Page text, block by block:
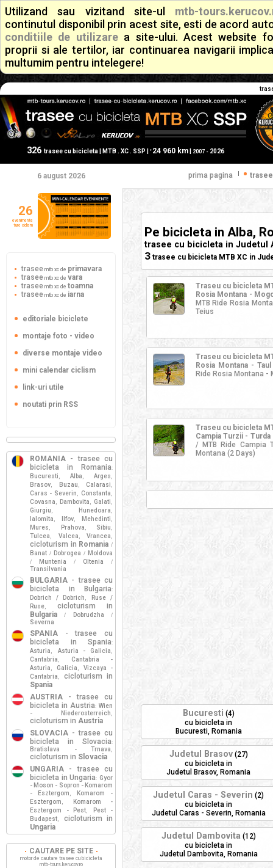
Utilizand sau vizitand site-ul mtb-
continutul disponibil prin acest site, esti de acord
conditiile de utilizarea site-ului. Acest website
proprii si ale tertilor, iar continuarea navigarii
multumim pentru intelegere!
326 trasee cu bicicleta | MTB . XC . SSP | + 24 960 km| 2007 - 2026
6 august 2026 prima pagina
Pe bicicleta in Alba,
trasee cu bicicleta in Judetul
3 trasee cu bicicleta MTB XC in
Traseu cu bicicleta
Rosia Montana -
MTB Ride Rosia
Teius
Traseu cu bicicleta
Rosia Montana -
Ride Rosia Montana -
Traseu cu bicicleta
Campia Turzii -
/ MTB Ride Campia
Montana (2 Days)
Bucuresti (4)
cu bicicleta in
Bucuresti, Romania
Judetul Brasov(27)
cu bicicleta in
Judetul Brasov, Romania
Judetul Caras - Severin (2)
cu bicicleta in
Judetul Caras - Severin, Romania
Judetul Dambovita (12)
cu bicicleta in
Judetul Dambovita, Romania
26
evenimente
ture ciclism
trasee mtb xc de primavara
trasee mtb xc de vara
trasee mtb xc de toamna
trasee mtb xc de iarna
editoriale biciclete
montaje foto - video
diverse montaje video
mini calendar ciclism
link-uri utile
noutati prin RSS
ROMANIA - trasee cu
bicicleta in Romania:
Bucuresti , Alba , Arges ,
Brasov, Buzau , Calarasi ,
Caras - Severin , Constanta ,
Covasna , Dambovita , Galati ,
Giurgiu , Hunedoara ,
Ialomita , Ilfov, Mehedinti ,
Mures , Prahova , Sibiu ,
Tulcea , Valcea , Vrancea ,
cicloturism in Romania /
Banat / Dobrogea / Moldova
/ Muntenia / Oltenia /
Transilvania
BULGARIA - trasee cu
bicicleta in Bulgaria:
Dobrich / Dobrich ,
Ruse /
Ruse,
cicloturism in
Bulgaria
/ Dobrudzha /
Severna
SPANIA - trasee cu
bicicleta in Spania:
Asturia , Asturia - Galicia ,
Cantabria ,
Cantabria -
Asturia , Galicia ,
Vizcaya -
Cantabria ,
cicloturism in
Spania
AUSTRIA - trasee cu
bicicleta in Austria: Wien
- Niederosterreich ,
cicloturism in Austria
SLOVACIA - trasee cu
bicicleta in Slovacia:
Bratislava - Trnava ,
cicloturism in Slovacia
UNGARIA - trasee cu
bicicleta in Ungaria: Gyor
- Moson - Sopron - Komarom
- Esztergom ,
Komarom -
Esztergom ,
Komarom -
Esztergom - Pest,
Pest -
Budapest,
cicloturism in
Ungaria
CAUTARE PE SITE
motor de cautare trasee cu bicicleta
mtb-tours.kerucov.ro